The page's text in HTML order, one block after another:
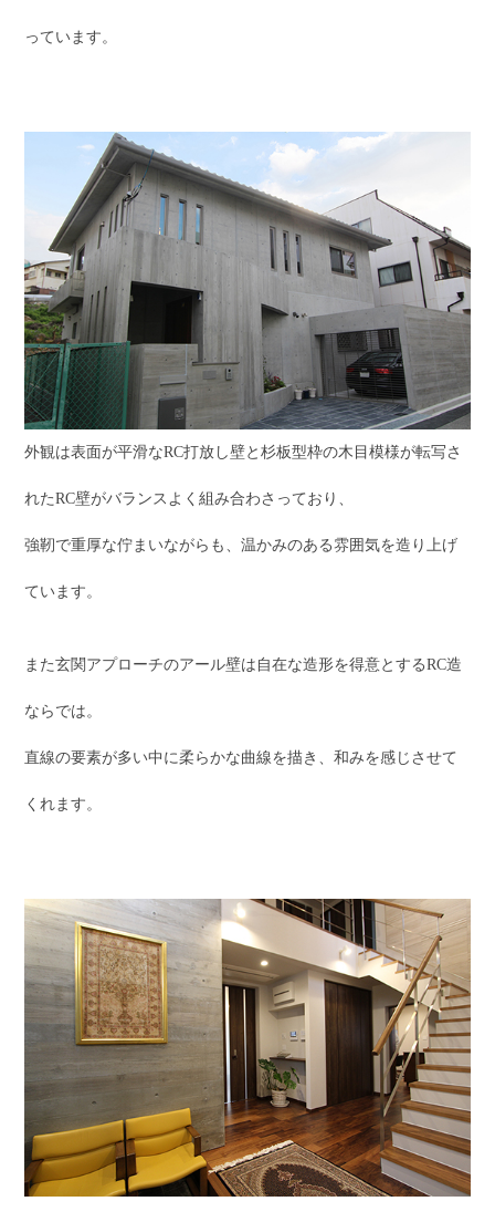
っています。
外観は表面が平滑なRC打放し壁と杉板型枠の木目模様が転写さ
れたRC壁がバランスよく組み合わさっており、
強靭で重厚な佇まいながらも、温かみのある雰囲気を造り上げ
ています。
また玄関アプローチのアール壁は自在な造形を得意とするRC造
ならでは。
直線の要素が多い中に柔らかな曲線を描き、和みを感じさせて
くれます。